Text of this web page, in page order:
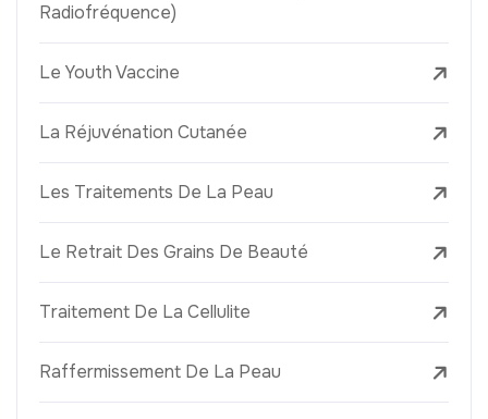
Radiofréquence)
Le Youth Vaccine
La Réjuvénation Cutanée
Les Traitements De La Peau
Le Retrait Des Grains De Beauté
Traitement De La Cellulite
Raffermissement De La Peau